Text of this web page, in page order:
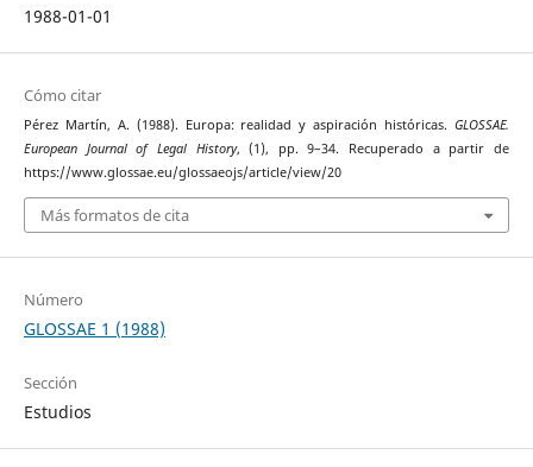
1988-01-01
Cómo citar
Pérez Martín, A. (1988). Europa: realidad y aspiración históricas.GLOSSAE.
European Journal of Legal History, (1), pp. 9–34. Recuperado a partir de
https://www.glossae.eu/glossaeojs/article/view/20
Más formatos de cita
Número
GLOSSAE 1 (1988)
Sección
Estudios